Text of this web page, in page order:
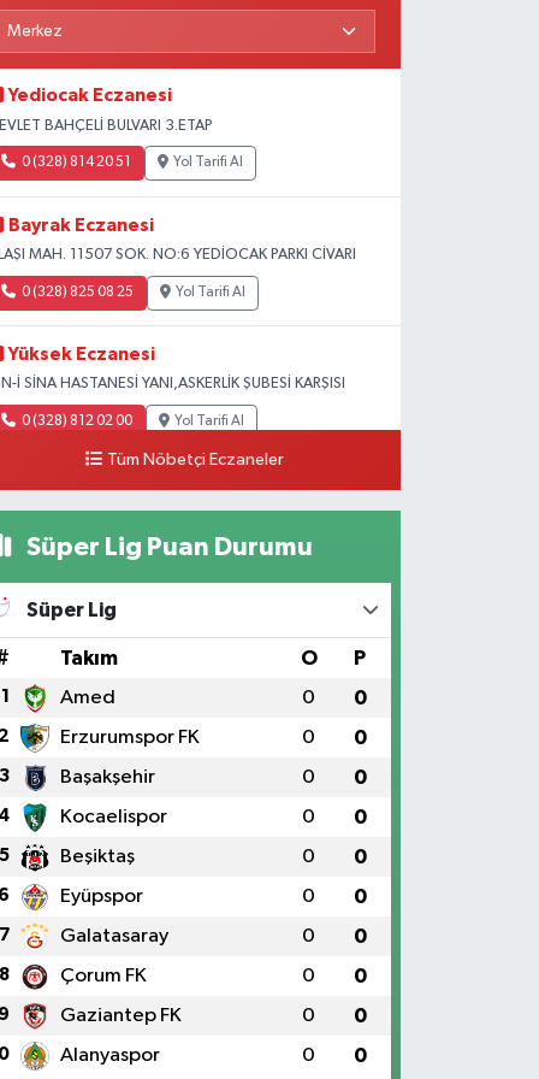
Yediocak Eczanesi
BAHÇELİ BULVARI 3.ETAP
0 (328) 814 20 51 Yol Tarifi Al
Bayrak Eczanesi
MAH. 11507 SOK. NO:6 YEDİOCAK PARKI CİVARI
0 (328) 825 08 25 Yol Tarifi Al
Yüksek Eczanesi
İ SİNA HASTANESİ YANI,ASKERLİK ŞUBESİ KARŞISI
0 (328) 812 02 00 Yol Tarifi Al
Tüm Nöbetçi Eczaneler
Süper Lig Puan Durumu
Süper Lig
Takım O P
1 Amed 0 0
2 Erzurumspor FK 0 0
3 Başakşehir 0 0
4 Kocaelispor 0 0
5 Beşiktaş 0 0
6 Eyüpspor 0 0
7 Galatasaray 0 0
8 Çorum FK 0 0
9 Gaziantep FK 0 0
Alanyaspor 0 0